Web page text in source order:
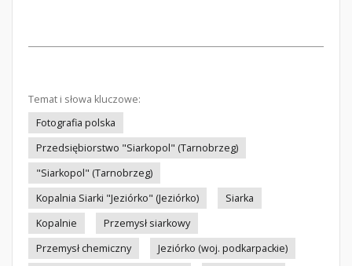
Temat i słowa kluczowe:
Fotografia polska
Przedsiębiorstwo "Siarkopol" (Tarnobrzeg)
"Siarkopol" (Tarnobrzeg)
Kopalnia Siarki "Jeziórko" (Jeziórko)
Siarka
Kopalnie
Przemysł siarkowy
Przemysł chemiczny
Jeziórko (woj. podkarpackie)